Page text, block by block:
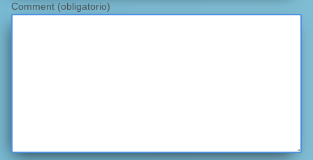
Comment (obligatorio)